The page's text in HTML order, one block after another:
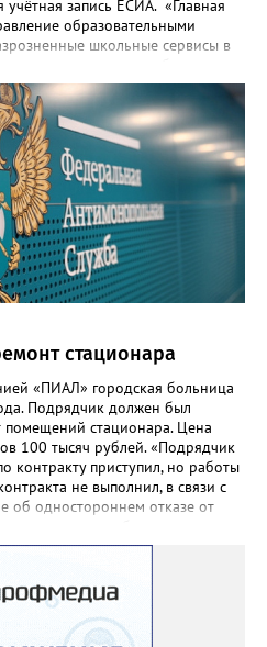
newszlatoust74
учётная запись ЕСИА. «Главная
образовательными
школьные сервисы в
- Платформа ТОР
сервисы в единую
экосистему. Предполагается, что
комфортно для пользователей».
расписание, домашние задания,
экосистемы
сохранятся, они будут
в ведомстве. Причём в
вообще незаметным.
стационара
«ПИАЛ» городская больница
Подрядчик должен был
помещений стационара. Цена
100 тысяч рублей. «Подрядчик
контракту приступил, но работы
не выполнил, в связи с
об одностороннем отказе от
служба приняла
в реестр недобросовестных
уфимский подрядчик будет два